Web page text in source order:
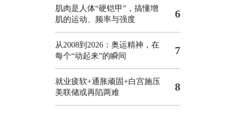
肌肉是人体“硬铠甲”，搞懂增
肌的运动、频率与强度
6
从2008到2026：奥运精神，在
每个“动起来”的瞬间
7
就业疲软+通胀顽固+白宫施压
美联储或再陷两难
8